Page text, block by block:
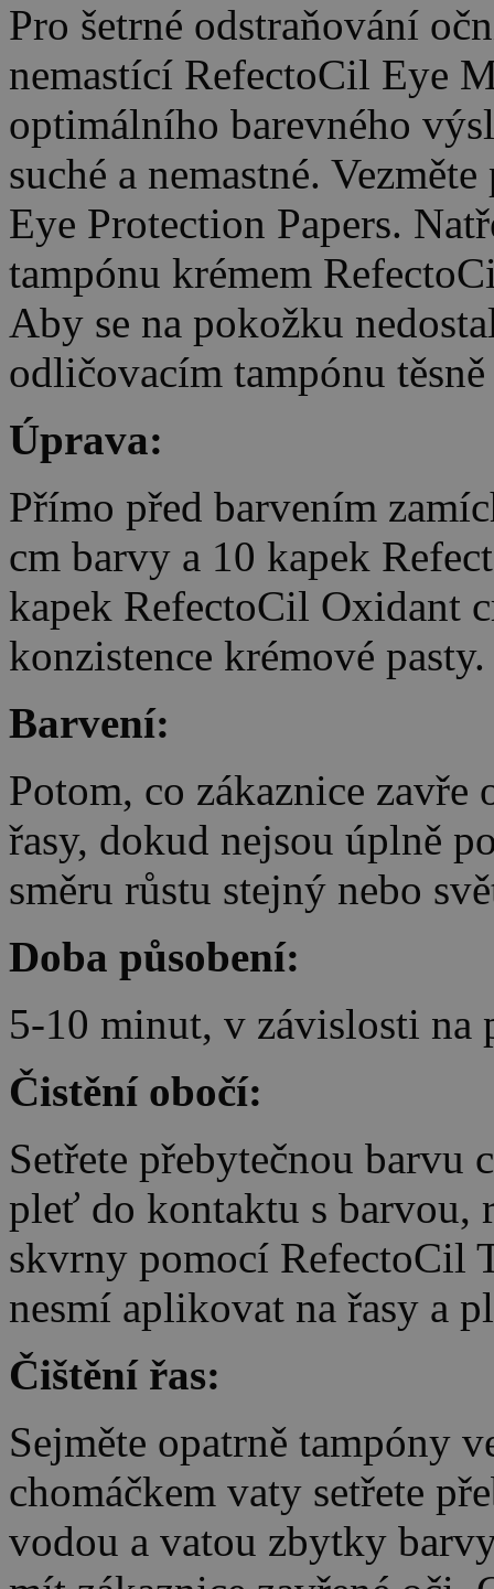
Pro šetrné odstraňování
nemastící RefectoCil Eye
optimálního barevného
suché a nemastné.
Eye Protection Papers.
tampónu krémem
Aby se na pokožku
odličovacím tampónu těsně
Úprava:
Přímo před barvením
cm barvy a 10 kapek
kapek RefectoCil Oxidant
konzistence krémové pasty.
Barvení:
Potom, co zákaznice
řasy, dokud nejsou úplně
směru růstu stejný nebo
Doba působení:
5-10 minut, v závislosti na
Čistění obočí:
Setřete přebytečnou barvu
pleť do kontaktu s barvou,
skvrny pomocí RefectoCil
nesmí aplikovat na řasy a
Čištění řas:
Sejměte opatrně tampóny
chomáčkem vaty setřete
vodou a vatou zbytky